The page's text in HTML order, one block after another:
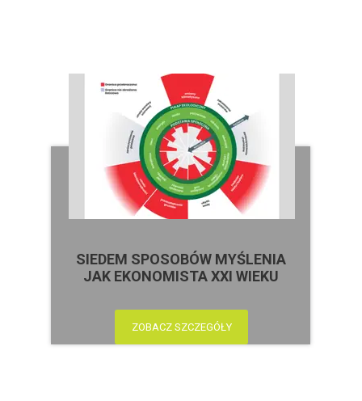
ZOBACZ SZCZEGÓŁY
SIEDEM SPOSOBÓW MYŚLENIA
JAK EKONOMISTA XXI WIEKU